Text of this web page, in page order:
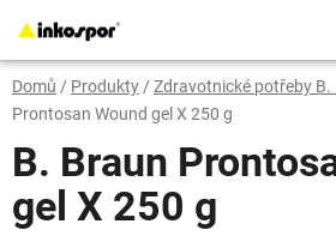
na
obsah
Domů / Produkty/ Zdravotnické potřeby B.
Prontosan Wound gel X 250 g
B. Braun
gel X 250 g